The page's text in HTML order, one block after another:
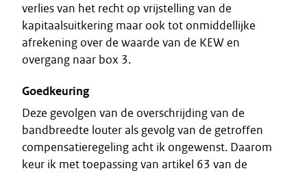
verlies van het recht op vrijstelling van de
kapitaalsuitkering maar ook tot onmiddellijke
afrekening over de waarde van de KEW en
overgang naar box 3.
Goedkeuring
Deze gevolgen van de overschrijding van de
bandbreedte louter als gevolg van de getroffen
compensatieregeling acht ik ongewenst. Daarom
keur ik met toepassing van artikel 63 van de